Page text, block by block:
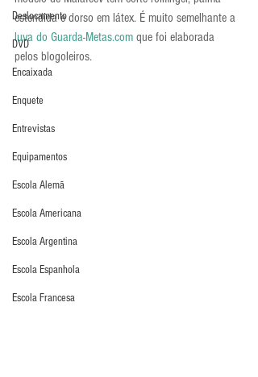
Deslocamento
DVD
Encaixada
Enquete
Entrevistas
Equipamentos
Escola Alemã
Escola Americana
Escola Argentina
Escola Espanhola
Escola Francesa
estendida e dorso em látex. É muito semelhante a
luva do Guarda-Metas.com que foi elaborada
pelos blogoleiros.